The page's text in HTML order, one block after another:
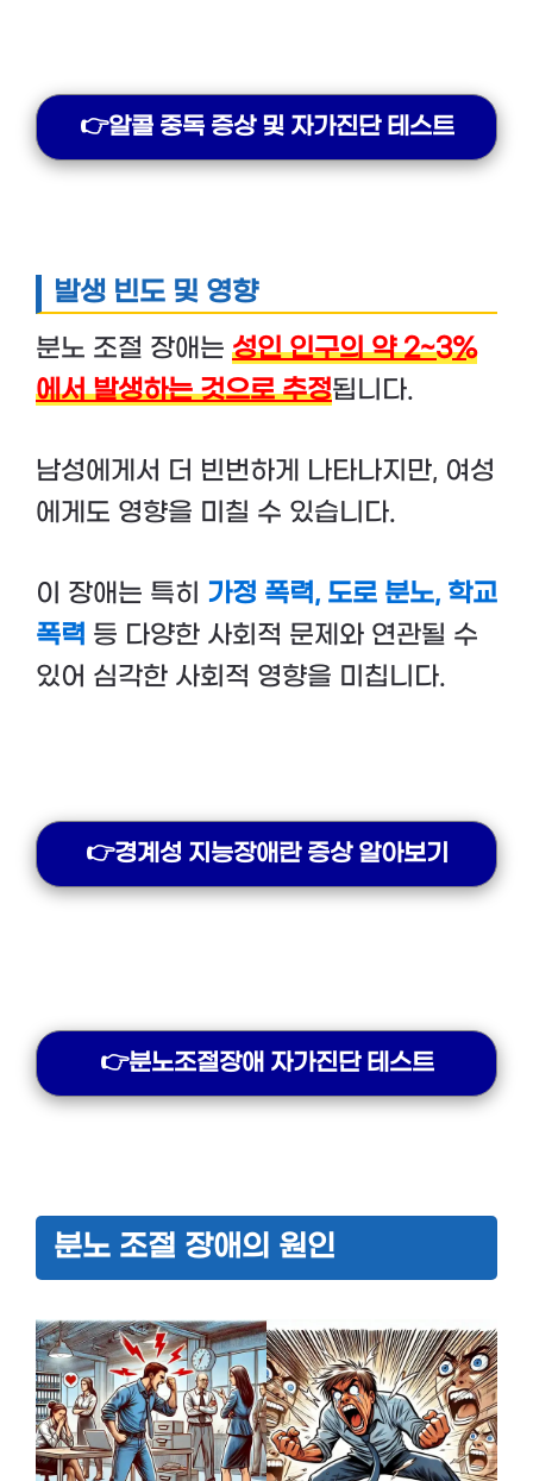
👉알콜 중독 증상 및 자가진단 테스트
발생 빈도 및 영향
분노 조절 장애는 성인 인구의 약 2~3%
에서 발생하는 것으로 추정됩니다.
남성에게서 더 빈번하게 나타나지만, 여성
에게도 영향을 미칠 수 있습니다.
이 장애는 특히 가정 폭력, 도로 분노, 학교
폭력 등 다양한 사회적 문제와 연관될 수
있어 심각한 사회적 영향을 미칩니다.
👉경계성 지능장애란 증상 알아보기
👉분노조절장애 자가진단 테스트
분노 조절 장애의 원인